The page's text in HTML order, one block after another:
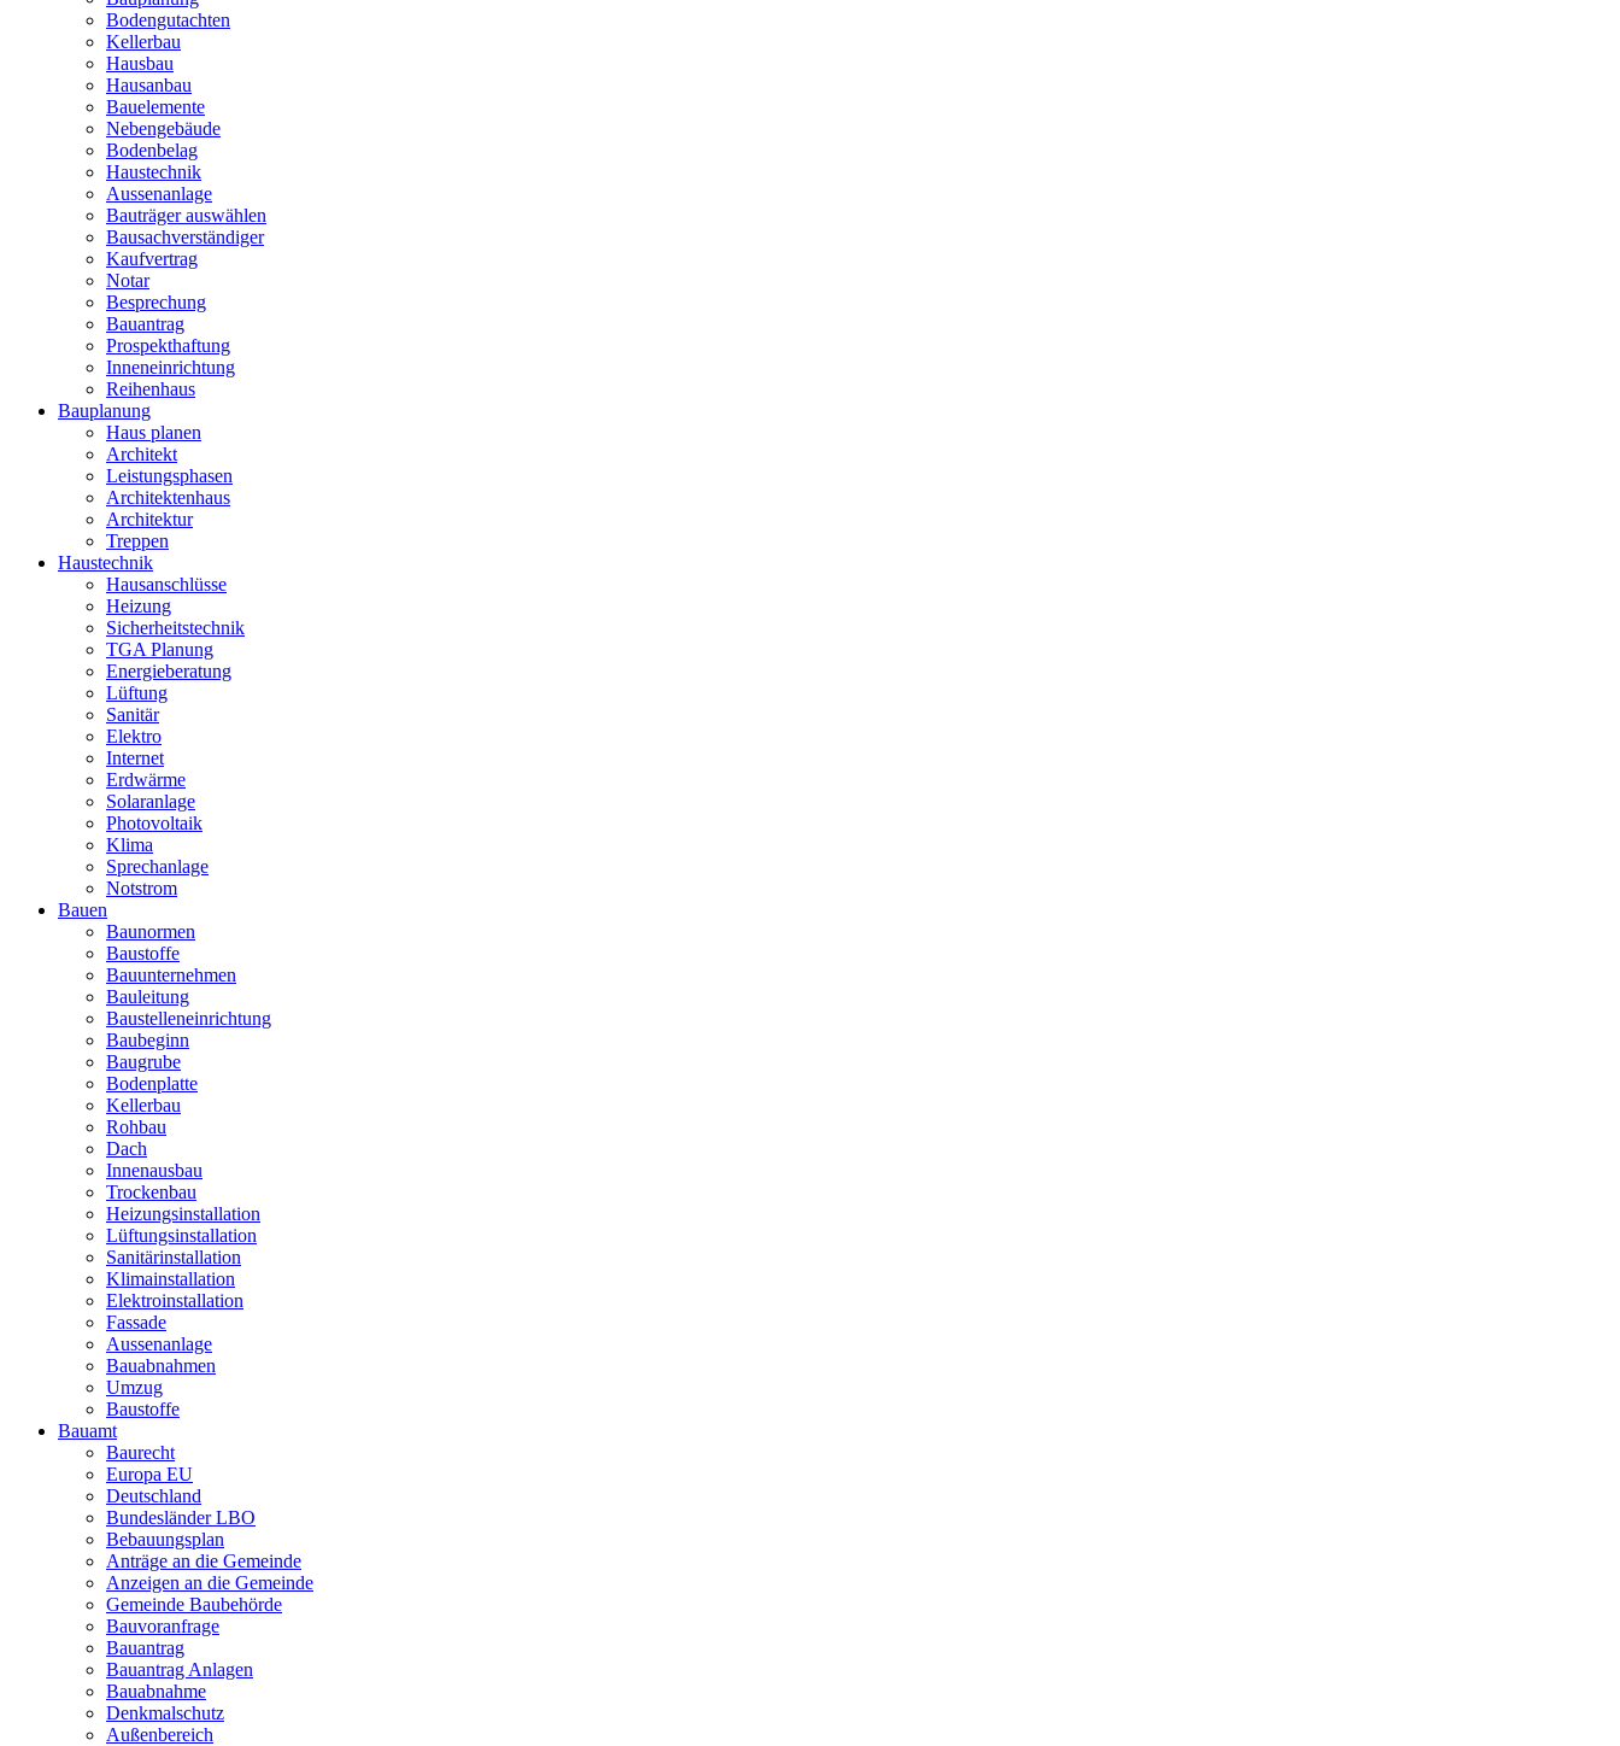
Bodengutachten
Kellerbau
Hausbau
Hausanbau
Bauelemente
Nebengebäude
Bodenbelag
Haustechnik
Aussenanlage
Bauträger auswählen
Bausachverständiger
Kaufvertrag
Notar
Besprechung
Bauantrag
Prospekthaftung
Inneneinrichtung
Reihenhaus
Bauplanung
Haus planen
Architekt
Leistungsphasen
Architektenhaus
Architektur
Treppen
Haustechnik
Hausanschlüsse
Heizung
Sicherheitstechnik
TGA Planung
Energieberatung
Lüftung
Sanitär
Elektro
Internet
Erdwärme
Solaranlage
Photovoltaik
Klima
Sprechanlage
Notstrom
Bauen
Baunormen
Baustoffe
Bauunternehmen
Bauleitung
Baustelleneinrichtung
Baubeginn
Baugrube
Bodenplatte
Kellerbau
Rohbau
Dach
Innenausbau
Trockenbau
Heizungsinstallation
Lüftungsinstallation
Sanitärinstallation
Klimainstallation
Elektroinstallation
Fassade
Aussenanlage
Bauabnahmen
Umzug
Baustoffe
Bauamt
Baurecht
Europa EU
Deutschland
Bundesländer LBO
Bebauungsplan
Anträge an die Gemeinde
Anzeigen an die Gemeinde
Gemeinde Baubehörde
Bauvoranfrage
Bauantrag
Bauantrag Anlagen
Bauabnahme
Denkmalschutz
Außenbereich